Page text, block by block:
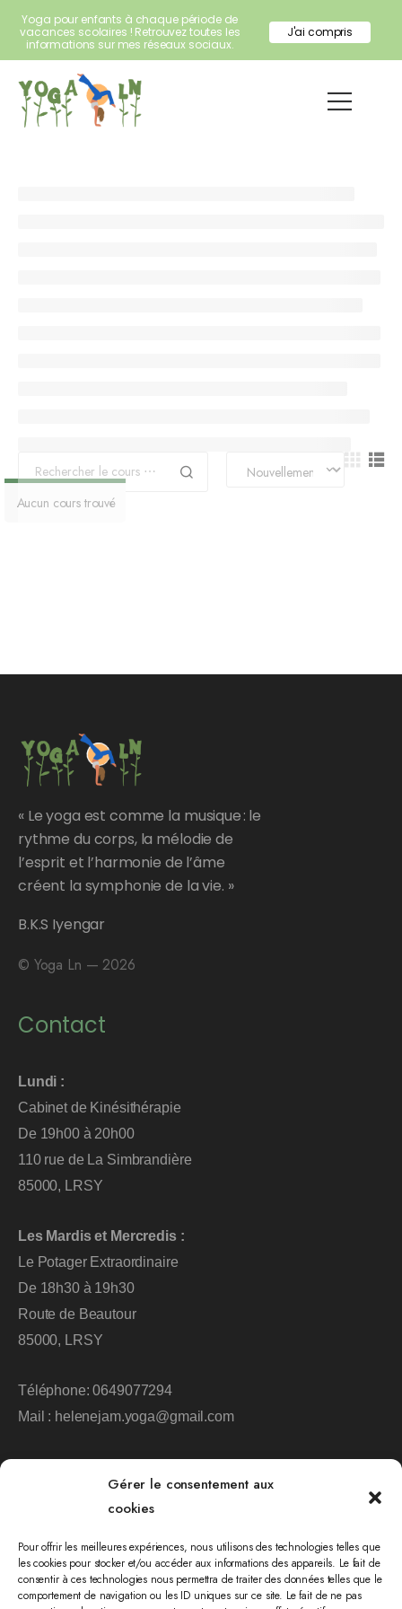
Gérer le consentement aux
cookies
Pour offrir les meilleures expériences, nous utilisons des technologies telles que
les cookies pour stocker et/ou accéder aux informations des appareils. Le fait de
consentir à ces technologies nous permettra de traiter des données telles que le
comportement de navigation ou les ID uniques sur ce site. Le fait de ne pas
Aucun cours trouvé
« Le yoga est comme la musique : le
rythme du corps, la mélodie de
l’esprit et l’harmonie de l’âme
créent la symphonie de la vie. »
B.K.S Iyengar
© Yoga Ln — 2026
Contact
Lundi :
Cabinet de Kinésithérapie
De 19h00 à 20h00
110 rue de La Simbrandière
85000, LRSY
Les Mardis et Mercredis :
Le Potager Extraordinaire
De 18h30 à 19h30
Route de Beautour
85000, LRSY
Téléphone:0649077294
Mail : helenejam.yoga@gmail.com
Plus d'informations
Yoga pour enfants à chaque période de
vacances scolaires ! Retrouvez toutes les
informations sur mes réseaux sociaux.
J'ai compris